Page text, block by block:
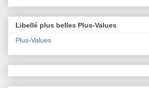
Libellé plus belles Plus-Values
Plus-Values